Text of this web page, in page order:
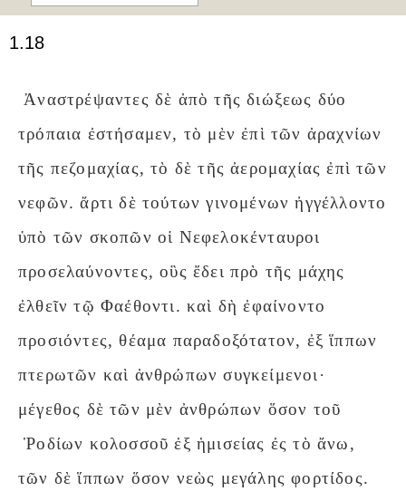
1.18
Ἀναστρέψαντες δὲ ἀπὸ τῆς διώξεως δύο
τρόπαια ἐστήσαμεν, τὸ μὲν ἐπὶ τῶν ἀραχνίων
τῆς πεζομαχίας, τὸ δὲ τῆς ἀερομαχίας ἐπὶ τῶν
νεφῶν. ἄρτι δὲ τούτων γινομένων ἠγγέλλοντο
ὑπὸ τῶν σκοπῶν οἱ Νεφελοκένταυροι
προσελαύνοντες, οὓς ἔδει πρὸ τῆς μάχης
ἐλθεῖν τῷ Φαέθοντι. καὶ δὴ ἐφαίνοντο
προσιόντες, θέαμα παραδοξότατον, ἐξ ἵππων
πτερωτῶν καὶ ἀνθρώπων συγκείμενοι·
μέγεθος δὲ τῶν μὲν ἀνθρώπων ὅσον τοῦ
Ῥοδίων κολοσσοῦ ἐξ ἡμισείας ἐς τὸ ἄνω,
τῶν δὲ ἵππων ὅσον νεὼς μεγάλης φορτίδος.